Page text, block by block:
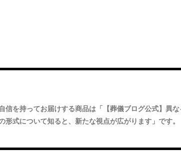
信を持ってお届けする商品は「
【葬儀ブログ公式】異な
形式について知ると、新たな視点が広がります 」です。